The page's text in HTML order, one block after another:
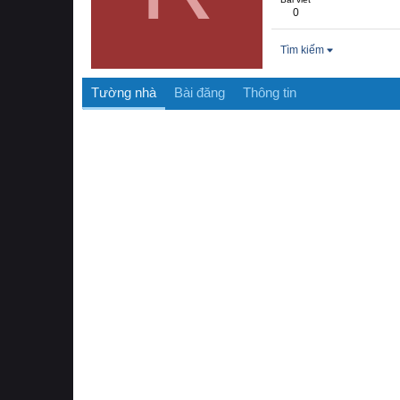
0
Tìm kiếm
Tường nhà Bài đăng Thông tin